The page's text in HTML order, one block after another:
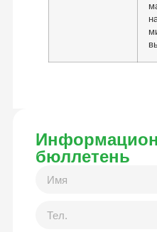
бюллетень